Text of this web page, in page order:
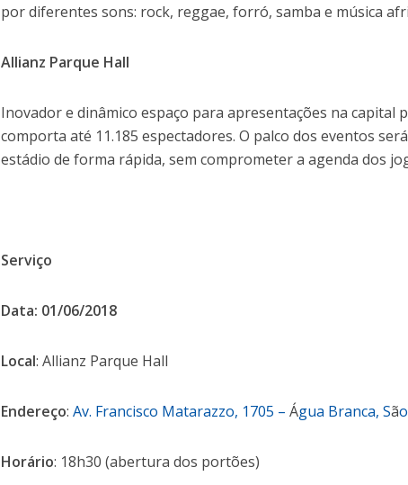
por diferentes sons: rock, reggae, forró, samba e música
Allianz Parque Hall
Inovador e dinâmico espaço para apresentações na capital
comporta até 11.185 espectadores. O palco dos eventos
estádio de forma rápida, sem comprometer a agenda dos
Serviço
Data: 01/06/2018
Local: Allianz Parque Hall
Endereço:Av. Francisco Matarazzo, 1705 –Água Branca, Sã
Horário: 18h30 (abertura dos portões)